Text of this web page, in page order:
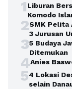
1Liburan
Komodo
2SMK Pelita
3 Jurusan
35 Budaya
Ditemukan
4Anies
54 Lokasi
selain